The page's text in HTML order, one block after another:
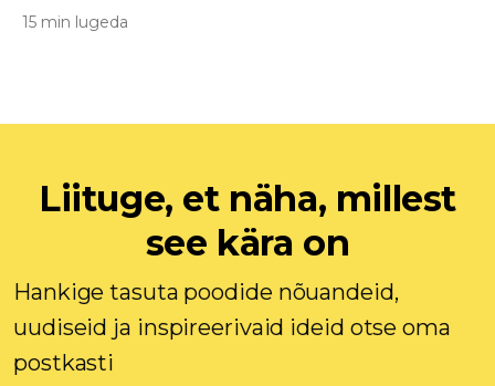
15 min lugeda
Liituge, et näha, millest
see kära on
Hankige tasuta poodide nõuandeid,
uudiseid ja inspireerivaid ideid otse oma
postkasti